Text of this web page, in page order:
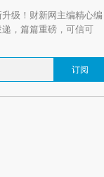
级！财新网主编精心编
，篇篇重磅，可信可
订阅